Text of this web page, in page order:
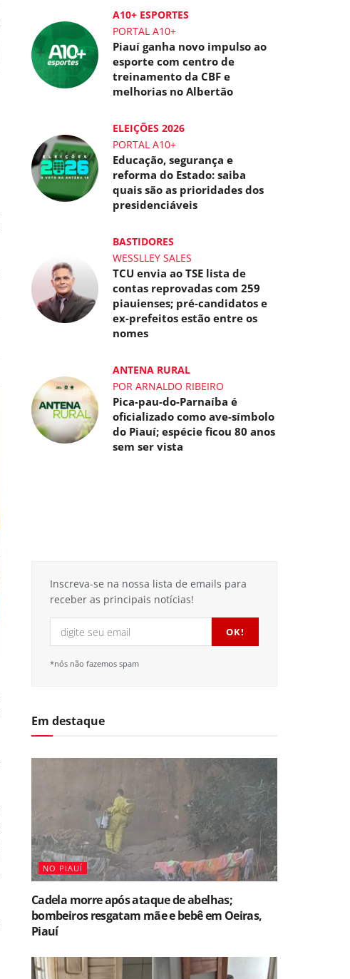
A10+ ESPORTES
PORTAL A10+
Piauí ganha novo impulso ao
esporte com centro de
treinamento da CBF e
melhorias no Albertão
ELEIÇÕES 2026
PORTAL A10+
Educação, segurança e
reforma do Estado: saiba
quais são as prioridades dos
presidenciáveis
BASTIDORES
WESSLLEY SALES
TCU envia ao TSE lista de
contas reprovadas com 259
piauienses; pré-candidatos e
ex-prefeitos estão entre os
nomes
ANTENA RURAL
POR ARNALDO RIBEIRO
Pica-pau-do-Parnaíba é
oficializado como ave-símbolo
do Piauí; espécie ficou 80 anos
sem ser vista
Inscreva-se na nossa lista de emails para
receber as principais notícias!
*nós não fazemos spam
Em destaque
NO PIAUÍ
Cadela morre após ataque de abelhas;
bombeiros resgatam mãe e bebê em Oeiras,
Piauí